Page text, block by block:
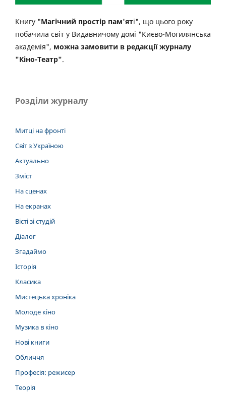
Книгу "Магічний простір пам'яті", що цього року
побачила світ у Видавничому домі "Києво-Могилянська
академія", можна замовити в редакції журналу
"Кіно-Театр".
Розділи журналу
Митці на фронті
Світ з Україною
Актуально
Зміст
На сценах
На екранах
Вісті зі студій
Діалог
Згадаймо
Історія
Класика
Мистецька хроніка
Молоде кіно
Музика в кіно
Нові книги
Обличчя
Професія: режисер
Теорія